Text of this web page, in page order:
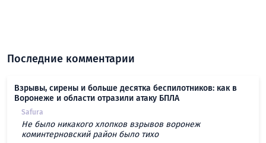
Последние комментарии
Взрывы, сирены и больше десятка беспилотников: как в
Воронеже и области отразили атаку БПЛА
Safura
Не было никакого хлопков взрывов воронеж
коминтерновский район было тихо